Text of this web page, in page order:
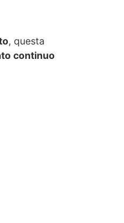
, questa
continuo